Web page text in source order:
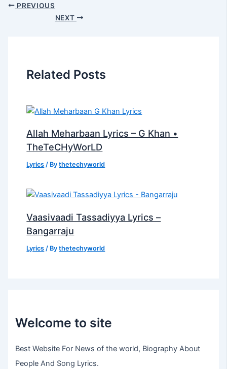
PREVIOUS
NEXT
Related Posts
Allah Meharbaan Lyrics – G Khan •
TheTeCHyWorLD
Lyrics / Bythetechyworld
Vaasivaadi Tassadiyya Lyrics –
Bangarraju
Lyrics / Bythetechyworld
Welcome to site
Best Website For News of the world, Biography About
People And Song Lyrics.